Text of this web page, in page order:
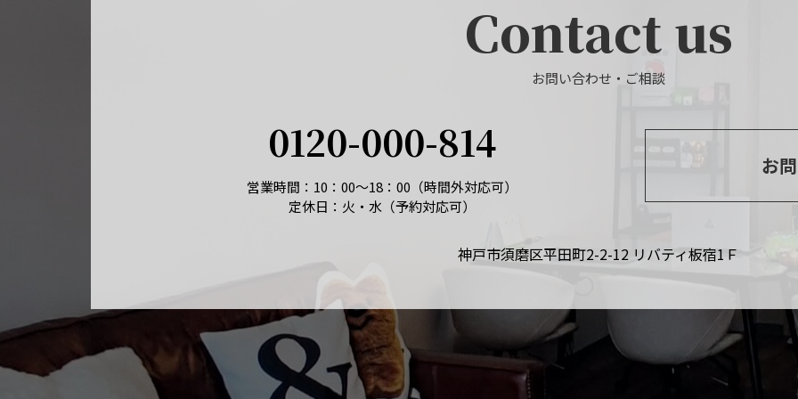
Contact us
お問い合わせ・ご相談
0120-000-814
営業時間：10：00～18：00（時間外対応可）
定休日：火・水（予約対応可）
お
神戸市須磨区平田町2-2-12 リバティ板宿1Ｆ